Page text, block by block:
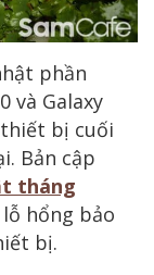
phần
và Galaxy
bị cuối
Bản cập
tháng
hổng bảo
bị.